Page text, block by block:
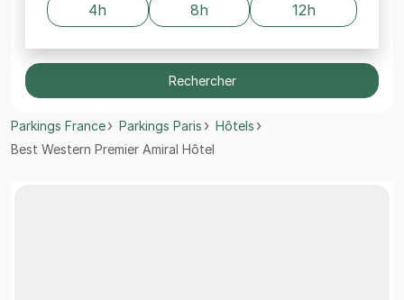
4h 8h 12h
Rechercher
Parkings France Parkings Paris
Hôtels
Best Western Premier Amiral Hôtel